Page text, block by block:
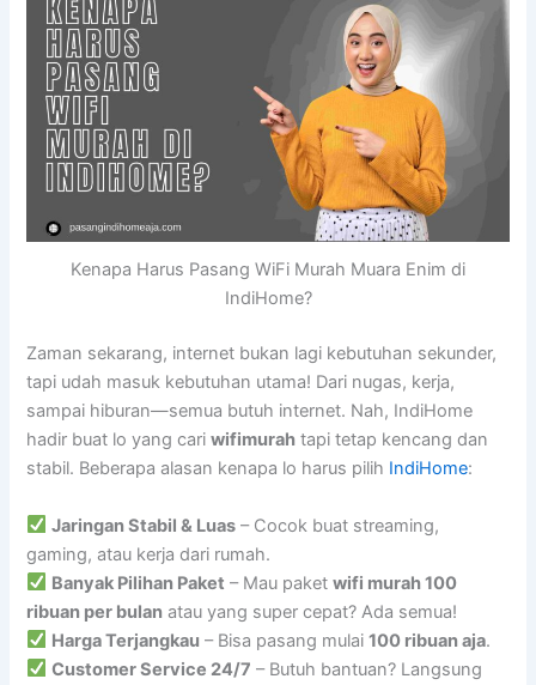
Kenapa Harus Pasang WiFi Murah Muara Enim di
IndiHome?
Zaman sekarang, internet bukan lagi kebutuhan sekunder,
tapi udah masuk kebutuhan utama! Dari nugas, kerja,
sampai hiburan—semua butuh internet. Nah, IndiHome
hadir buat lo yang cariwifimurah tapi tetap kencang dan
stabil. Beberapa alasan kenapa lo harus pilih IndiHome:
Jaringan Stabil & Luas – Cocok buat streaming,
gaming, atau kerja dari rumah.
Banyak Pilihan Paket – Mau paketwifi murah 100
ribuan per bulan atau yang super cepat? Ada semua!
Harga Terjangkau – Bisa pasang mulai100 ribuan aja.
Customer Service 24/7 – Butuh bantuan? Langsung